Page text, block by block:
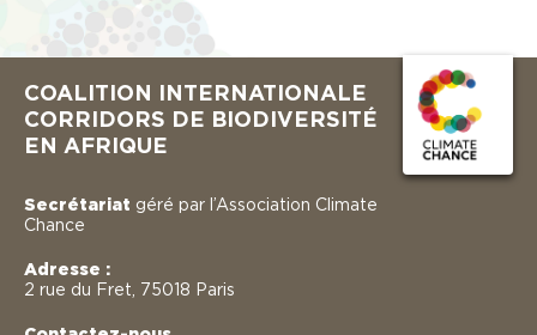
COALITION INTERNATIONALE
CORRIDORS DE BIODIVERSITÉ
EN AFRIQUE
Secrétariat géré par l’Association Climate
Chance
Adresse :
2 rue du Fret, 75018 Paris